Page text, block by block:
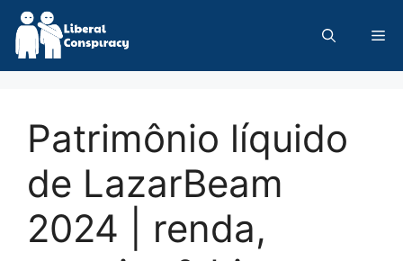
Skip
content
Patrimônio líquido
de LazarBeam
2024 | renda,